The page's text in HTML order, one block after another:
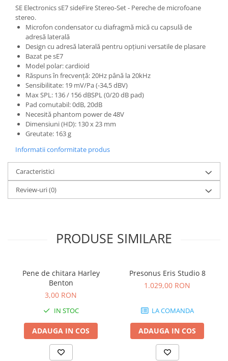
Interfete audio
Interfete MIDI si Cabluri Midi-USB
Microfoane de studio
Monitoare de studio
Pop filtre
Preamplificatoare
Protectii antifonice pentru urechi
Rack studio
Recordere de studio
Recordere portabile
Standuri si stative de monitoare
Subwoofere de studio
Tratament acustic
Lumini si efecte
Cabluri de Alimentare
Ecrane LED
Efecte de lumini
Masini de fum si ceata
Mixere DMX
Moving Head-uri
Par Led si Pinspot
SE Electronics sE7 sideFire Stereo-Set - Pereche de microfoane
stereo.
Microfon condensator cu diafragmă mică cu capsulă de
adresă laterală
Design cu adresă laterală pentru opțiuni versatile de plasare
Bazat pe sE7
Model polar: cardioid
Răspuns în frecvență: 20Hz până la 20kHz
Sensibilitate: 19 mV/Pa (-34,5 dBV)
Max SPL: 136 / 156 dBSPL (0/20 dB pad)
Pad comutabil: 0dB, 20dB
Necesită phantom power de 48V
Dimensiuni (HD): 130 x 23 mm
Greutate: 163 g
Informatii conformitate produs
Caracteristici
Review-uri(0)
PRODUSE SIMILARE
Pene de chitara Harley
Benton
3,00 RON
IN STOC
ADAUGA IN COS
Presonus Eris Studio 8
1.029,00 RON
LA COMANDA
ADAUGA IN COS